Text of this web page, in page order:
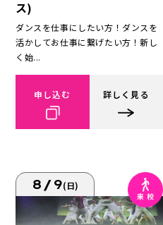
ス)
ダンスを仕事にしたい方！ダンスを
活かしてお仕事に繋げたい方！新し
く始...
申し込む 詳しく見る
8/9(日)